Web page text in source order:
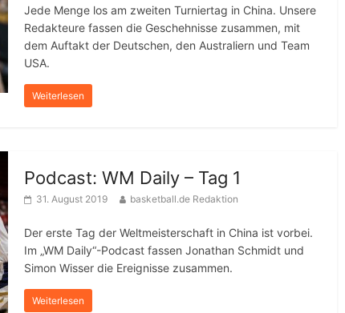
Jede Menge los am zweiten Turniertag in China. Unsere
Redakteure fassen die Geschehnisse zusammen, mit
dem Auftakt der Deutschen, den Australiern und Team
USA.
Weiterlesen
Podcast: WM Daily – Tag 1
31. August 2019 basketball.de Redaktion
Der erste Tag der Weltmeisterschaft in China ist vorbei.
Im „WM Daily“-Podcast fassen Jonathan Schmidt und
Simon Wisser die Ereignisse zusammen.
Weiterlesen